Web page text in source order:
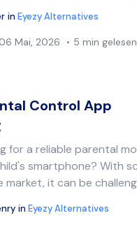
inEyezy Alternatives
06 Mai, 2026 5 min gelesen
Control App
for a reliable parental
smartphone? With
it can be
inEyezy Alternatives